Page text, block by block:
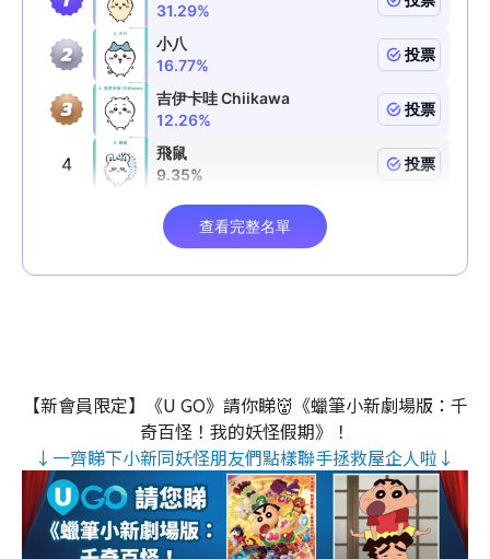
【新會員限定】《U GO》請你睇👹《蠟筆小新劇場版：千
奇百怪！我的妖怪假期》！
↓一齊睇下小新同妖怪朋友們點樣聯手拯救屋企人啦↓